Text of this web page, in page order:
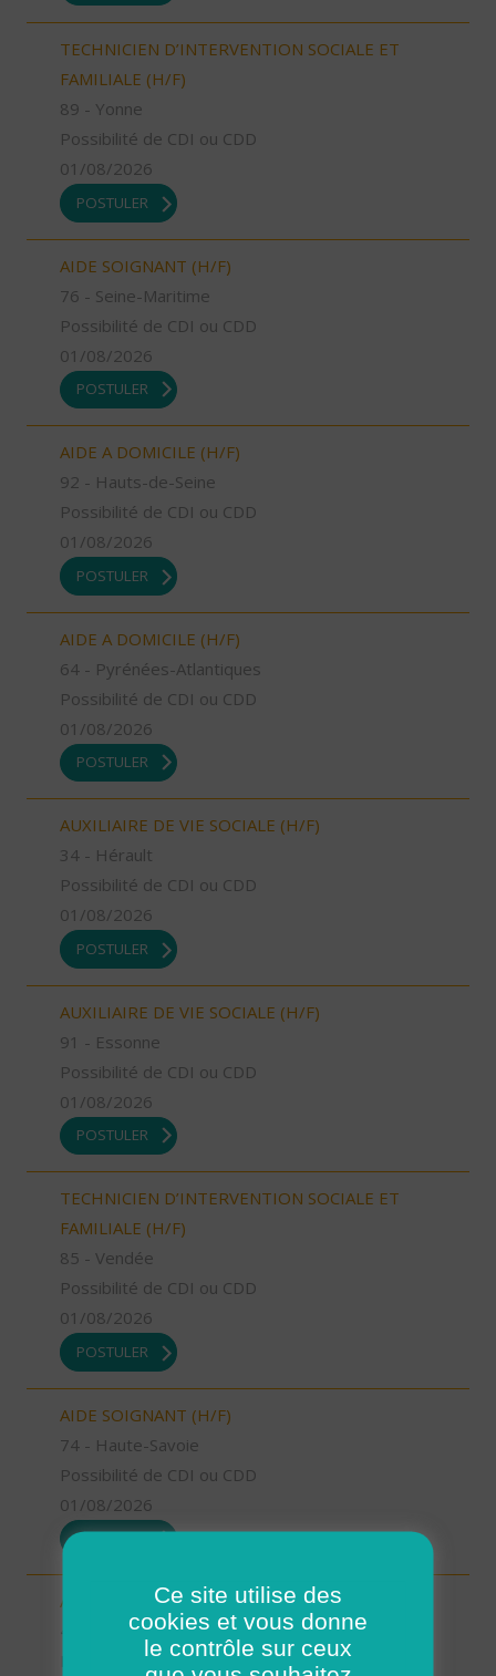
TECHNICIEN D’INTERVENTION SOCIALE ET
FAMILIALE (H/F)
89 - Yonne
Possibilité de CDI ou CDD
01/08/2026
POSTULER
AIDE SOIGNANT (H/F)
76 - Seine-Maritime
Possibilité de CDI ou CDD
01/08/2026
POSTULER
AIDE A DOMICILE (H/F)
92 - Hauts-de-Seine
Possibilité de CDI ou CDD
01/08/2026
POSTULER
AIDE A DOMICILE (H/F)
64 - Pyrénées-Atlantiques
Possibilité de CDI ou CDD
01/08/2026
POSTULER
AUXILIAIRE DE VIE SOCIALE (H/F)
34 - Hérault
Possibilité de CDI ou CDD
01/08/2026
POSTULER
AUXILIAIRE DE VIE SOCIALE (H/F)
91 - Essonne
Possibilité de CDI ou CDD
01/08/2026
POSTULER
TECHNICIEN D’INTERVENTION SOCIALE ET
FAMILIALE (H/F)
85 - Vendée
Possibilité de CDI ou CDD
01/08/2026
POSTULER
AIDE SOIGNANT (H/F)
74 - Haute-Savoie
Possibilité de CDI ou CDD
01/08/2026
POSTULER
AIDE SOIGNANT (H/F)
42 - Loire
Possibilité de CDI ou CDD
Ce site utilise des
cookies et vous donne
le contrôle sur ceux